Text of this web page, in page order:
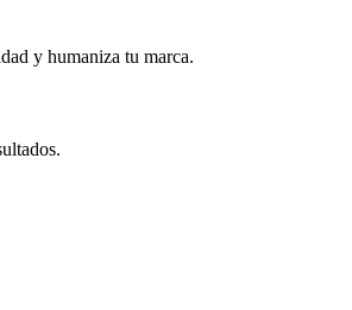
y humaniza tu marca.